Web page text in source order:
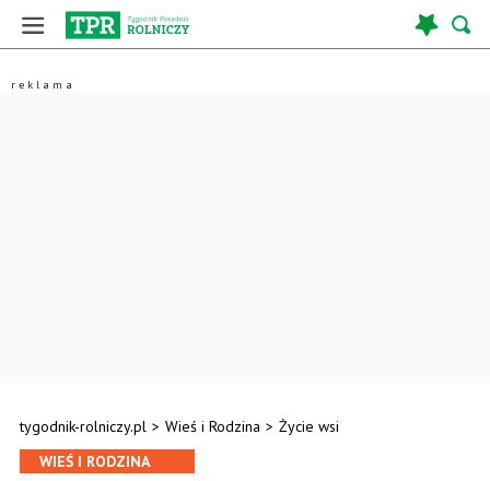
tygodnik-rolniczy.pl > Wieś i Rodzina > Życie wsi
WIEŚ I RODZINA